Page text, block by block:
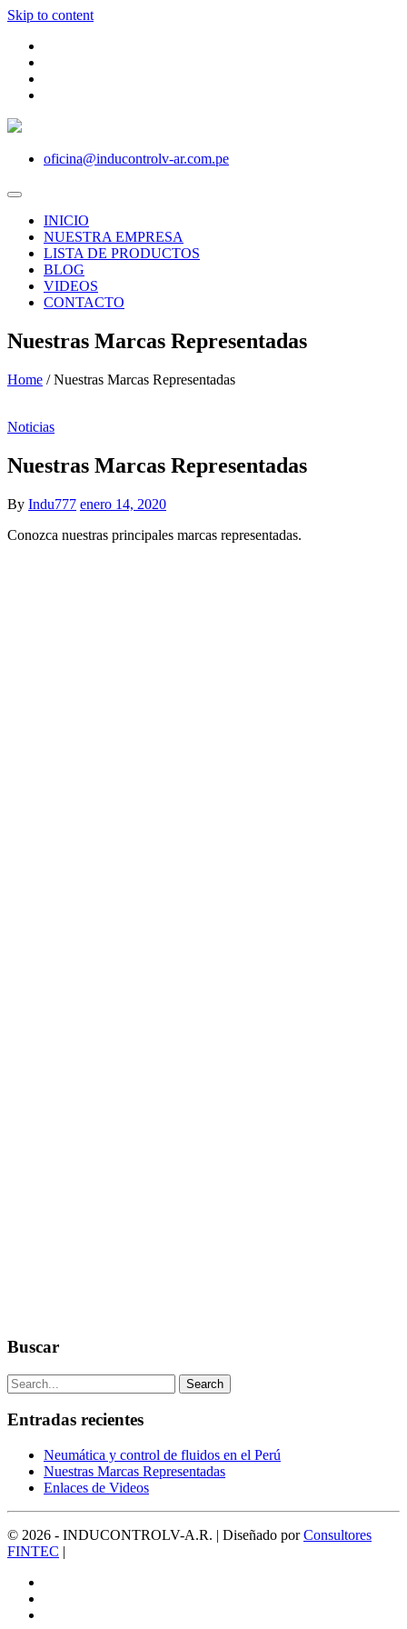
Skip to content
oficina@inducontrolv-ar.com.pe
INICIO
NUESTRA EMPRESA
LISTA DE PRODUCTOS
BLOG
VIDEOS
CONTACTO
Nuestras Marcas Representadas
Home /Nuestras Marcas Representadas
Noticias
Nuestras Marcas Representadas
By Indu777 enero 14, 2020
Conozca nuestras principales marcas representadas.
Buscar
Entradas recientes
Neumática y control de fluidos en el Perú
Nuestras Marcas Representadas
Enlaces de Videos
© 2026 - INDUCONTROLV-A.R. | Diseñado porConsultores
FINTEC |